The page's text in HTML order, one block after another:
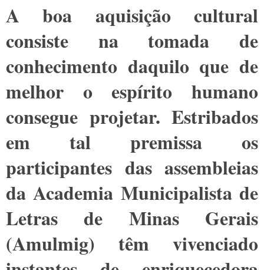
A boa aquisição cultural
consiste na tomada de
conhecimento daquilo que de
melhor o espírito humano
consegue projetar. Estribados
em tal premissa os
participantes das assembleias
da Academia Municipalista de
Letras de Minas Gerais
(Amulmig) têm vivenciado